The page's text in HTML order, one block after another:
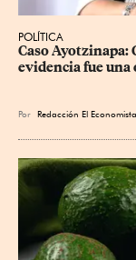
POLÍTICA
Caso Ayotzinapa:
evidencia fue
Por Redacción El Economista